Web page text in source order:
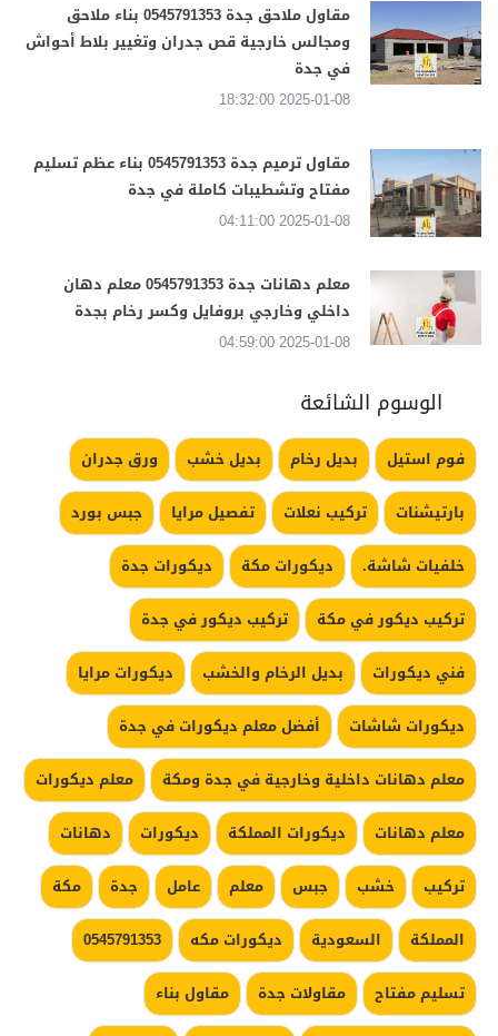
مقاول ملاحق جدة 0545791353 بناء ملاحق
ومجالس خارجية قص جدران وتغيير بلاط أحواش
في جدة
2025-01-08 18:32:00
مقاول ترميم جدة 0545791353 بناء عظم تسليم
مفتاح وتشطيبات كاملة في جدة
2025-01-08 04:11:00
معلم دهانات جدة 0545791353 معلم دهان
داخلي وخارجي بروفايل وكسر رخام بجدة
2025-01-08 04:59:00
الوسوم الشائعة
فوم استيل بديل رخام بديل خشب
ورق جدران
بارتيشنات
تركيب نعلات تفصيل مرايا
جبس بورد
خلفيات شاشة.
ديكورات مكة
ديكورات جدة
تركيب ديكور في مكة
تركيب ديكور في جدة
فني ديكورات
بديل الرخام والخشب
ديكورات مرايا
ديكورات شاشات
أفضل معلم ديكورات في جدة
معلم دهانات داخلية وخارجية في جدة ومكة
معلم ديكورات
معلم دهانات
ديكورات المملكة ديكورات
دهانات
تركيب
خشب جبس معلم عامل جدة
مكة
المملكة
السعودية ديكورات مكه
0545791353
تسليم مفتاح
مقاولات جدة
مقاول بناء